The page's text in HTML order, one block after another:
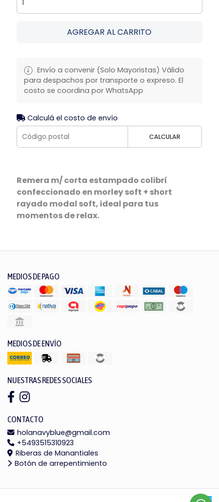
AGREGAR AL CARRITO
Envío a convenir (Solo Mayoristas) Válido
para despachos por transporte o expreso. El
costo se coordina por WhatsApp
Calculá el costo de envío
CALCULAR
Remera m/ corta estampado colibrí
confeccionado en morley soft + short
rayado modal soft, ideal para tus
momentos de relax.
MEDIOS DE PAGO
MEDIOS DE ENVÍO
NUESTRAS REDES SOCIALES
CONTACTO
holanavyblue@gmail.com
+5493515310923
Riberas de Manantiales
Botón de arrepentimiento